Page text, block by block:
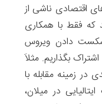
اقتصادی ناشی از
فقط با همکاری
دادن ویروس
بگذاریم. مثلاَ
زمینه مقابله با
در میلان،